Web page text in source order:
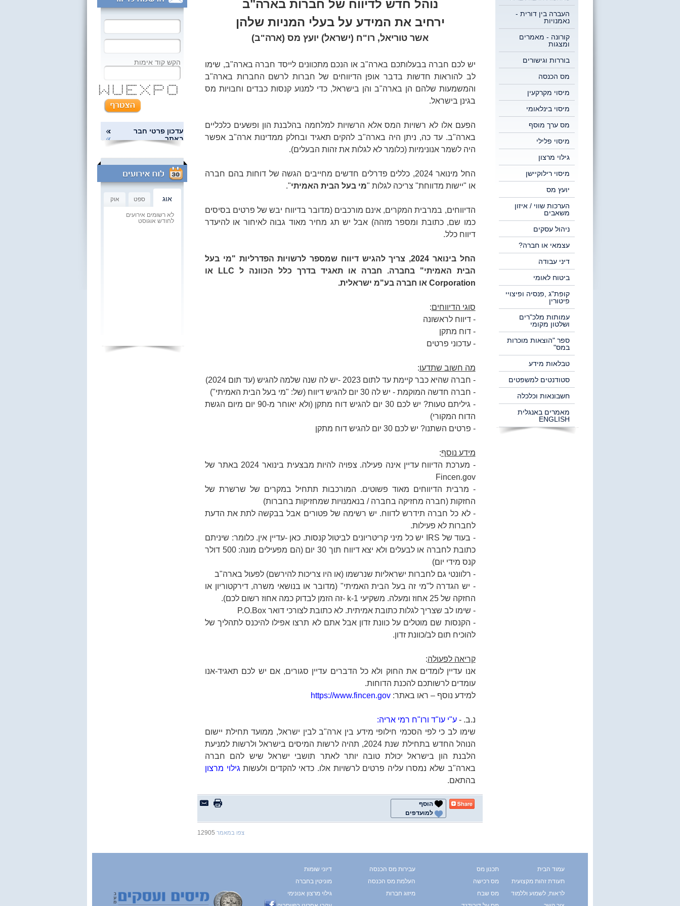
העברה בין דורית -
נאמנויות
קורונה - מאמרים
ומצגות
בוררות וגישורים
מס הכנסה
מיסוי מקרקעין
מיסוי בינלאומי
מס ערך מוסף
מיסוי פלילי
גילוי מרצון
מיסוי רילוקיישן
יועץ מס
הערכות שווי / איזון
משאבים
ניהול עסקים
עצמאי או חברה?
דיני עבודה
ביטוח לאומי
קופת"ג ,פנסיה ופיצויי
פיטורין
עמותות מלכ"רים
ושלטון מקומי
ספר "הוצאות מוכרות
במס"
טבלאות מידע
סטודנטים למשפטים
חשבונאות וכלכלה
מאמרים באנגלית
ENGLISH
נוהל חדש לדיווח של חברות בארה"ב
ירחיב את המידע על בעלי המניות שלהן
אשר טוריאל, רו"ח (ישראל) יועץ מס (ארה"ב)
יש לכם חברה בבעלותכם בארה"ב או הנכם מתכוונים לייסד חברה בארה"ב, שימו
לב להוראות חדשות בדבר אופן הדיווחים של חברות לרשם החברות בארה"ב
והמשמעות שלהם הן בארה"ב והן בישראל, כדי למנוע קנסות כבדים וחבויות מס
בגינן בישראל.
הפעם אלו לא רשויות המס אלא הרשויות למלחמה בהלבנת הון ופשעים כלכליים
בארה"ב. עד כה, ניתן היה בארה"ב להקים תאגיד ובחלק ממדינות ארה"ב אפשר
היה לשמר אנונימיות (כלומר לא לגלות את זהות הבעלים).
החל מינואר 2024, כללים פדרלים חדשים מחייבים הגשה של דוחות בהם חברה
או "יישות מדווחת" צריכה לגלות "מי בעל הבית האמיתי".
הדיווחים, במרבית המקרים, אינם מורכבים (מדובר בדיווח יבש של פרטים בסיסים
כמו שם, כתובת ומספר מזהה) אבל יש תג מחיר מאוד גבוה לאיחור או להיעדר
דיווח כלל.
החל בינואר 2024, צריך להגיש דיווח שמספר לרשויות הפדרליות "מי בעל
הבית האמיתי" בחברה. חברה או תאגיד בדרך כלל הכוונה ל LLC או
Corporation או חברה בע"מ ישראלית.
סוגי הדיווחים:
- דיווח לראשונה
- דוח מתקן
- עדכוני פרטים
מה חשוב שתדעו:
- חברה שהיא כבר קיימת עד לתום 2023 -יש לה שנה שלמה להגיש (עד תום 2024)
- חברה חדשה המוקמת - יש לה 30 יום להגיש דיווח (של: "מי בעל הבית האמיתי")
- גיליתם טעות? יש לכם 30 יום להגיש דוח מתקן (ולא יאוחר מ-90 יום מיום הגשת
הדוח המקורי)
- פרטים השתנו? יש לכם 30 יום להגיש דוח מתקן
מידע נוסף:
- מערכת הדיווח עדיין אינה פעילה. צפויה להיות מבצעית בינואר 2024 באתר של
Fincen.gov
- מרבית הדיווחים מאוד פשוטים. המורכבות תתחיל במקרים של שרשרת של
החזקות (חברה מחזיקה בחברה / בנאמנויות שמחזיקות בחברות)
- לא כל חברה תידרש לדווח. יש רשימה של פטורים אבל בבקשה לתת את הדעת
לחברות לא פעילות.
- בעוד של IRS יש כל מיני קריטריונים לביטול קנסות. כאן -עדיין אין. כלומר: שיניתם
כתובת לחברה או לבעלים ולא יצא דיווח תוך 30 יום (הם מפעילים מונה: 500 דולר
קנס מידי יום)
- רלוונטי גם לחברות ישראליות שנרשמו (או היו צריכות להירשם) לפעול בארה"ב
- יש הגדרה ל"מי זה בעל הבית האמיתי" (מדובר או בנושאי משרה, דירקטוריון או
החזקה של 25 אחוז ומעלה. משקיעי k-1 -זה הזמן לבדוק כמה אחוז רשום לכם).
- שימו לב שצריך לגלות כתובת אמיתית. לא כתובת לצורכי דואר P.O.Box
- הקנסות שם מוטלים על כוונת זדון אבל אתם לא תרצו אפילו להיכנס לתהליך של
להוכיח תום לב/כוונת זדון.
קריאה לפעולה:
אנו עדיין לומדים את החוק ולא כל הדברים עדיין סגורים, אם יש לכם תאגיד-אנו
עומדים לרשותכם להכנת הדוחות.
למידע נוסף – ראו באתר:https://www.fincen.gov
נ.ב. - ע"י עו"ד ורו"ח רמי אריה:
שימו לב כי לפי הסכמי חילופי מידע בין ארה"ב לבין ישראל, ממועד תחילת יישום
הנוהל החדש בתחילת שנת 2024, תהיה לרשות המיסים בישראל ולרשות למניעת
הלבנת הון בישראל יכולת טובה יותר לאתר תושבי ישראל שיש להם חברה
בארה"ב שלא נמסרו עליה פרטים לרשויות אלו. כדאי להקדים ולעשות גילוי מרצון
בהתאם.
הוסף
למועדפים
צפו במאמר 12905
הקש קוד אימות
* * * * ******* * * ****** *****
* * * * * * * * * * *
* * * * * * * * * * *
* * * * * **** * ****** * *
* * * * * * * * * * * *
** ** * * * * * * * *
* * ***** ******* * * * *****
עדכון פרטי חבר
באתר
אוג ספט אוק
לא רשומים אירועים
לחודש אוגוסט
עמוד הבית
תעודת זהות מקצועית
לראות, לשמוע וללמוד
תכנון מס
מס רכישה
מס שבח
עבירות מס הכנסה
העלמת מס הכנסה
מיזוג חברות
דיוני שומות
מוניטין בחברה
גילוי מרצון אנונימי